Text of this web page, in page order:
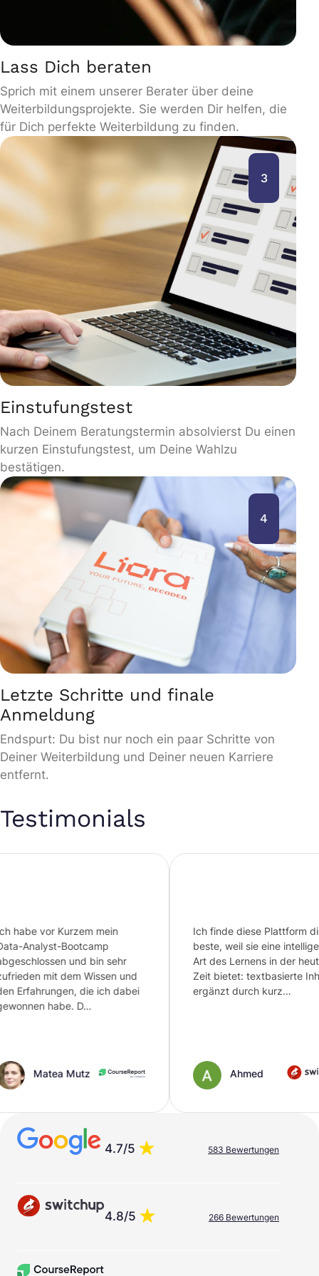
Lass Dich beraten
Sprich mit einem unserer Berater über deine
Weiterbildungsprojekte. Sie werden Dir helfen, die
für Dich perfekte Weiterbildung zu finden.
3
Einstufungstest
Nach Deinem Beratungstermin absolvierst Du einen
kurzen Einstufungstest, um Deine Wahlzu
bestätigen.
4
Letzte Schritte und finale
Anmeldung
Endspurt: Du bist nur noch ein paar Schritte von
Deiner Weiterbildung und Deiner neuen Karriere
entfernt.
Testimonials
mein
und bin sehr
Wissen und
die ich dabei
D…
Mutz
Ich finde diese Plattform die
beste, weil sie eine intelligente
Art des Lernens in der heutigen
Zeit bietet: textbasierte Inhalte,
ergänzt durch kurz…
Ahmed
4.7/5 583 Bewertungen
4.8/5 266 Bewertungen